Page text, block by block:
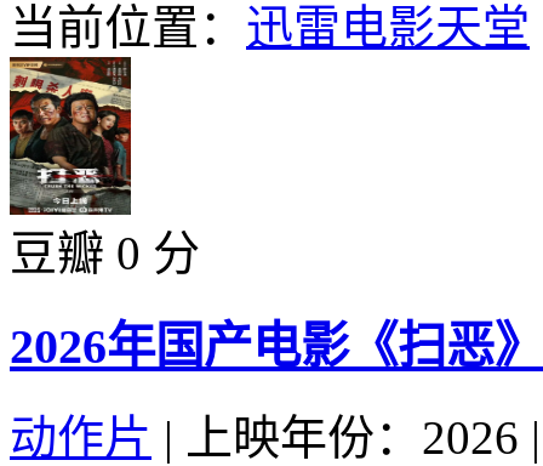
当前位置： 迅雷电影天堂
豆瓣 0 分
2026年国产电影《扫恶
动作片 | 上映年份：2026 |